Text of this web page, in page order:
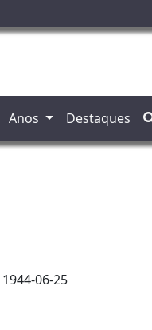
Anos Destaques
1944-06-25